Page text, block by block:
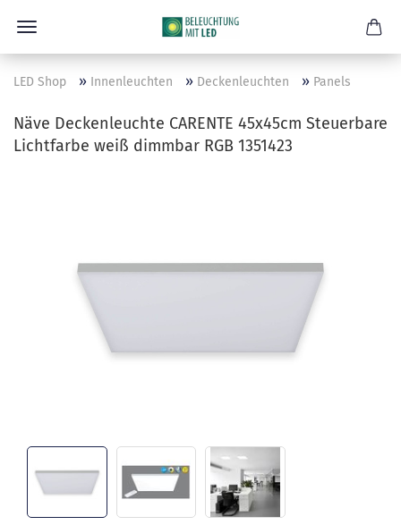
LED Shop » Innenleuchten » Deckenleuchten » Panels
Näve Deckenleuchte CARENTE 45x45cm Steuerbare
Lichtfarbe weiß dimmbar RGB 1351423